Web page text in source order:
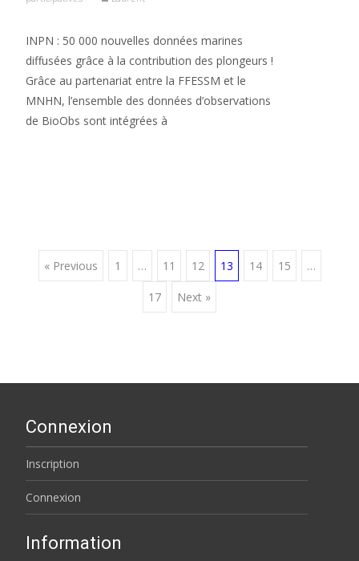
INPN : 50 000 nouvelles données marines
diffusées grâce à la contribution des plongeurs !
Grâce au partenariat entre la FFESSM et le
MNHN, l’ensemble des données d’observations
de BioObs sont intégrées à
Posts
navigation
« Previous 1 … 11 12 13 14 15 …
17 Next »
Connexion
Inscription
Connexion
Information